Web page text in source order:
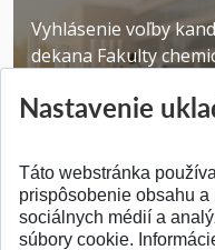
Vyhlásenie voľby
dekana Fakulty
Publikované 31.07.2026
Nastavenie
Táto webstránka
prispôsobenie obsahu
sociálnych médií a
súbory cookie.